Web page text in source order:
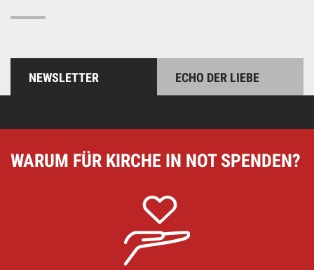
NEWSLETTER ECHO DER LIEBE
WARUM FÜR KIRCHE IN NOT SPENDEN?